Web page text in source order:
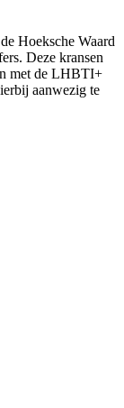
Hoeksche Waard
Deze kransen
met de LHBTI+
aanwezig te